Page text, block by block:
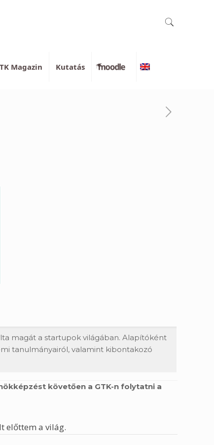
Magazin Kutatás Moodle English
magát a startupok világában. Alapítóként
tanulmányairól, valamint kibontakozó
követően a GTK-n folytatni a
előttem a világ.